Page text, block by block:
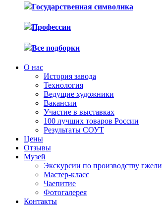
Государственная символика
Профессии
Все подборки
О нас
История завода
Технология
Ведущие художники
Вакансии
Участие в выставках
100 лучших товаров России
Результаты СОУТ
Цены
Отзывы
Музей
Экскурсии по производству гжели
Мастер-класс
Чаепитие
Фотогалерея
Контакты